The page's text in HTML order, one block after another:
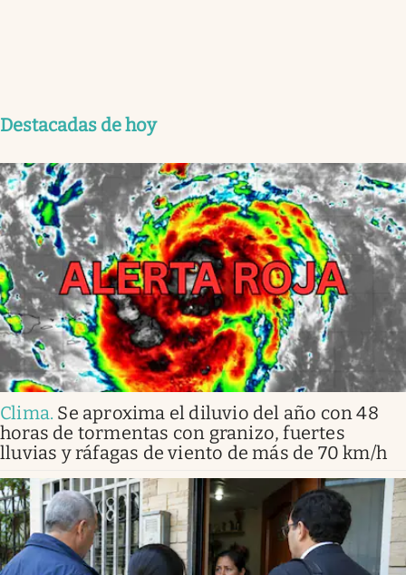
Destacadas de hoy
Clima. Se aproxima el diluvio del año con 48
horas de tormentas con granizo, fuertes
lluvias y ráfagas de viento de más de 70 km/h